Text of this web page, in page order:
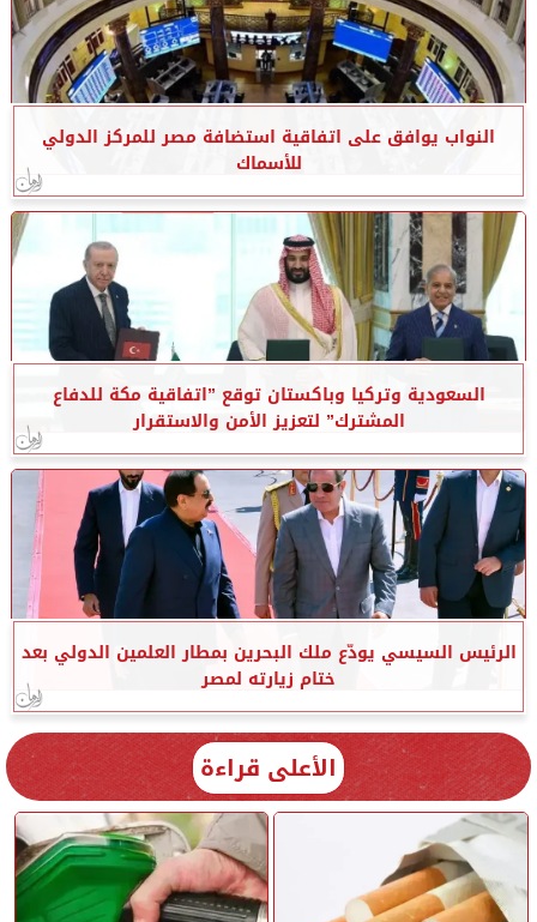
النواب يوافق على اتفاقية استضافة مصر للمركز الدولي
للأسماك
السعودية وتركيا وباكستان توقع ”اتفاقية مكة للدفاع
المشترك” لتعزيز الأمن والاستقرار
الرئيس السيسي يودّع ملك البحرين بمطار العلمين الدولي بعد
ختام زيارته لمصر
الأعلى قراءة